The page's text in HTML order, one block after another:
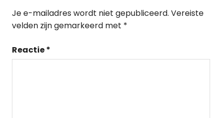
Je e-mailadres wordt niet gepubliceerd. Vereiste
velden zijn gemarkeerd met *
Reactie*